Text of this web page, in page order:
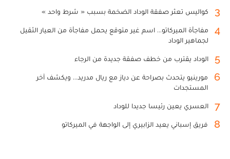
3 كواليس تعثر صفقة الوداد الضخمة بسبب « شرط واحد »
4
مفاجأة الميركاتو... اسم غير متوقع يحمل مفاجأة من العيار الثقيل
لجماهير الوداد
5 الوداد يقترب من خطف صفقة جديدة من الرجاء
6
مورينيو يتحدث بصراحة عن دياز مع ريال مدريد... ويكشف آخر
المستجدات
7 العسري يعين رئيسا جديدا للوداد
8 فريق إسباني يعيد الزابيري إلى الواجهة في الميركاتو